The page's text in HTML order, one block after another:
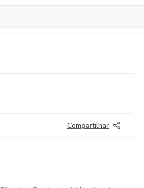
Compartilhar